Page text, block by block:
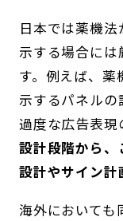
日本では薬機
示する場合には
す。例えば、
示するパネルの
過度な広告表現
設計段階から
設計やサイン計
海外においても